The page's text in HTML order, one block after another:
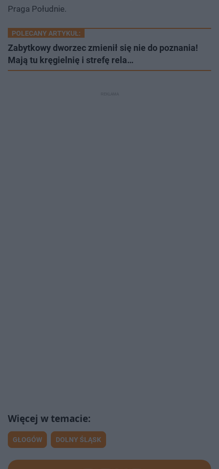
Praga Południe.
POLECANY ARTYKUŁ:
Zabytkowy dworzec zmienił się nie do poznania!
Mają tu kręgielnię i strefę rela…
GŁOGÓW DOLNY ŚLĄSK